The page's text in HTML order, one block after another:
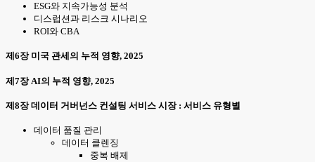
ESG와 지속가능성 분석
디스럽션과 리스크 시나리오
ROI와 CBA
제6장 미국 관세의 누적 영향, 2025
제7장 AI의 누적 영향, 2025
제8장 데이터 거버넌스 컨설팅 서비스 시장 : 서비스 유형별
데이터 품질 관리
데이터 클렌징
중복 배제